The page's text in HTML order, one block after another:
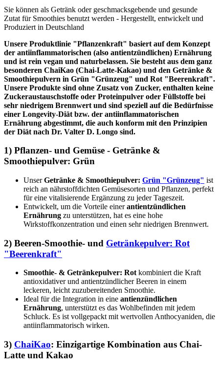
Sie können als Getränk oder geschmacksgebende und gesunde
Zutat für Smoothies benutzt werden - Hergestellt, entwickelt und
Produziert in Deutschland
Unsere Produktlinie "Pflanzenkraft" basiert auf dem Konzept
der antiinflammatorischen (also antientzündlichen) Ernährung
und ist rein vegan und naturbelassen. Sie besteht aus dem ganz
besonderen ChaiKao (Chai-Latte-Kakao) und den Getränke &
Smoothiepulvern in Grün "Grünzeug" und Rot "Beerenkraft".
Unsere Produkte sind ohne Zusatz von Zucker, enthalten keine
Zuckeraustauschstoffe oder Proteinpulver oder Füllstoffe bei
sehr niedrigem Brennwert und sind speziell auf die Bedürfnisse
einer Longevity-Diät bzw. der antiinflammatorischen
Ernährung abgestimmt, die auch konform mit den Prinzipien
der Diät nach Dr. Valter D. Longo sind.
1) Pflanzen- und Gemüse - Getränke &
Smoothiepulver: Grün
UnserGetränke & Smoothiepulver: Grün "Grünzeug" ist
reich an nährstoffdichten Gemüsesorten und Pflanzen, perfekt
für eine vitalisierende Ergänzung zu jeder Tageszeit.
Entwickelt, um die Vorteile einerantientzündlichen
Ernährung zu unterstützen, hat es eine hohe
Wirkstoffkonzentration und einen sehr niedrigen Brennwert.
2) Beeren-Smoothie- und Getränkepulver: Rot
"Beerenkraft"
Smoothie- & Getränkepulver: Rot kombiniert die Kraft
antioxidativer und antientzündlicher Beeren in einem
leckeren, leicht zuzubereitenden Smoothie.
Ideal für die Integration in eine antienzündlichen
Ernährung, unterstützt es das Wohlbefinden mit jedem
Schluck. Es ist vollgepackt mit wertvollen Anthocyaniden, die
antiinflammatorisch wirken.
3) ChaiKao: Einzigartige Kombination aus Chai-
Latte und Kakao